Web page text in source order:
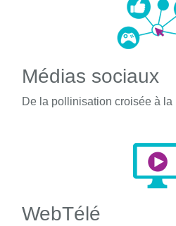
Médias sociaux
De la pollinisation croisée à la
WebTélé